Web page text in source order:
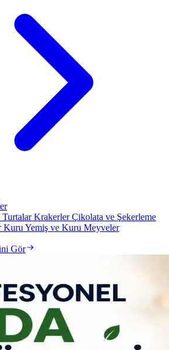
KrakerlerÇikolata ve Şekerleme
Kuru Yemiş ve Kuru Meyveler
Gör